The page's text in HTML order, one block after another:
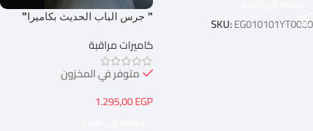
SKU:EG010101YT0000 ” جرس الباب الحديث بكاميرا”
كاميرات مراقبة
متوفر في المخزون
1.295,00EGP